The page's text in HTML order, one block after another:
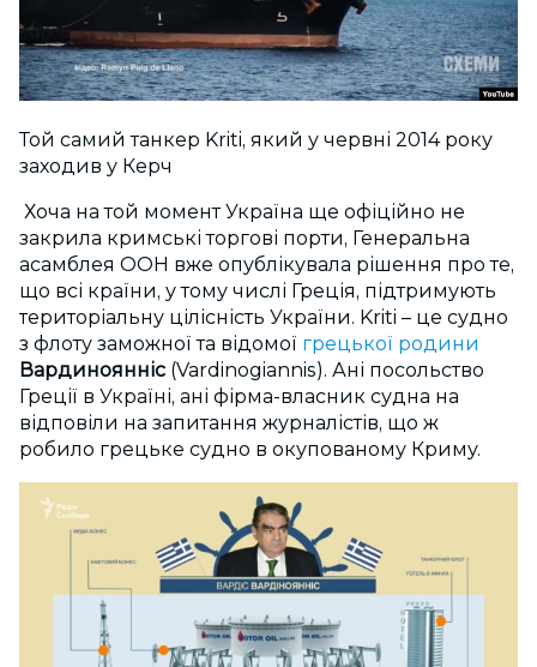
Той самий танкер Kriti, який у червні 2014 року
заходив у Керч
Хоча на той момент Україна ще офіційно не
закрила кримські торгові порти, Генеральна
асамблея ООН вже опублікувала рішення про те,
що всі країни, у тому числі Греція, підтримують
територіальну цілісність України. Kriti – це судно
з флоту заможної та відомої грецької родини
Вардиноянніс (Vardinogiannis). Ані посольство
Греції в Україні, ані фірма-власник судна на
відповіли на запитання журналістів, що ж
робило грецьке судно в окупованому Криму.